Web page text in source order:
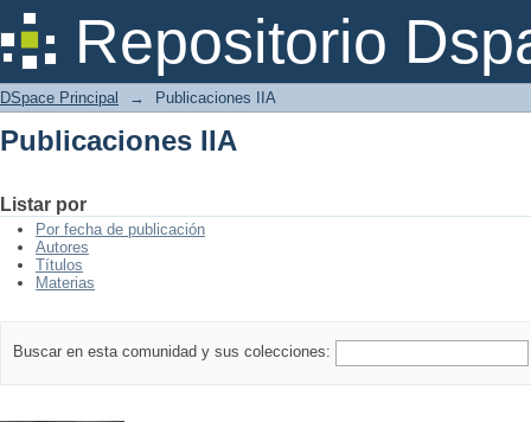
Repositorio
Publicaciones IIA
DSpace Principal → Publicaciones IIA
Publicaciones IIA
Listar por
Por fecha de publicación
Autores
Títulos
Materias
Buscar en esta comunidad y sus colecciones: